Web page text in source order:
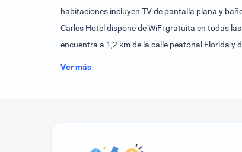
habitaciones incluyen TV de pantalla plana y
Carles Hotel dispone de WiFi gratuita en todas
encuentra a 1,2 km de la calle peatonal Florida y
Ver más